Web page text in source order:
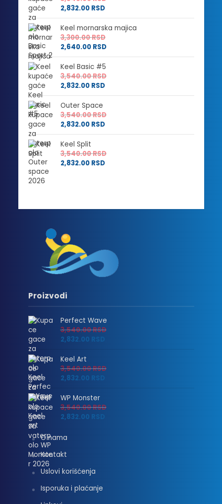
2,832.00 RSD
Keel mornarska majica
3,300.00RSD
2,640.00 RSD
Keel Basic #5
3,540.00RSD
2,832.00 RSD
Outer Space
3,540.00RSD
2,832.00 RSD
Keel Split
3,540.00RSD
2,832.00 RSD
Proizvodi
Perfect Wave
3,540.00RSD
2,832.00 RSD
Keel Art
3,540.00RSD
2,832.00 RSD
WP Monster
3,540.00RSD
2,832.00 RSD
O nama
Kontakt
Uslovi korišćenja
Isporuka i plaćanje